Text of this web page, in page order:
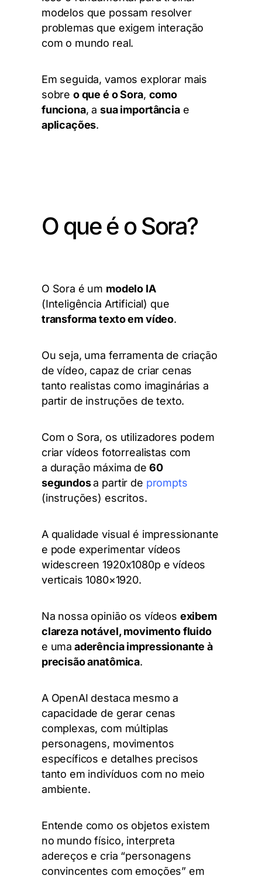
modelos que possam resolver
problemas que exigem interação
com o mundo real.
Em seguida, vamos explorar mais
sobre o que é o Sora, como
funciona, asua importânciae
aplicações.
O que é o Sora?
O Sora é um modelo IA
(Inteligência Artificial) que
transforma texto em vídeo.
Ou seja, uma ferramenta de criação
de vídeo, capaz de criar cenas
tanto realistas como imaginárias a
partir de instruções de texto.
Com o Sora, os utilizadores podem
criar vídeos fotorrealistas com
a duração máxima de 60
segundosa partir de prompts
(instruções) escritos.
A qualidade visual é impressionante
e pode experimentar vídeos
widescreen 1920x1080p e vídeos
verticais 1080×1920.
Na nossa opinião os vídeos exibem
clareza notável, movimento fluido
e uma aderência impressionante à
precisão anatômica.
A OpenAI destaca mesmo a
capacidade de gerar cenas
complexas, com múltiplas
personagens, movimentos
específicos e detalhes precisos
tanto em indivíduos com no meio
ambiente.
Entende como os objetos existem
no mundo físico, interpreta
adereços e cria “personagens
convincentes com emoções” em